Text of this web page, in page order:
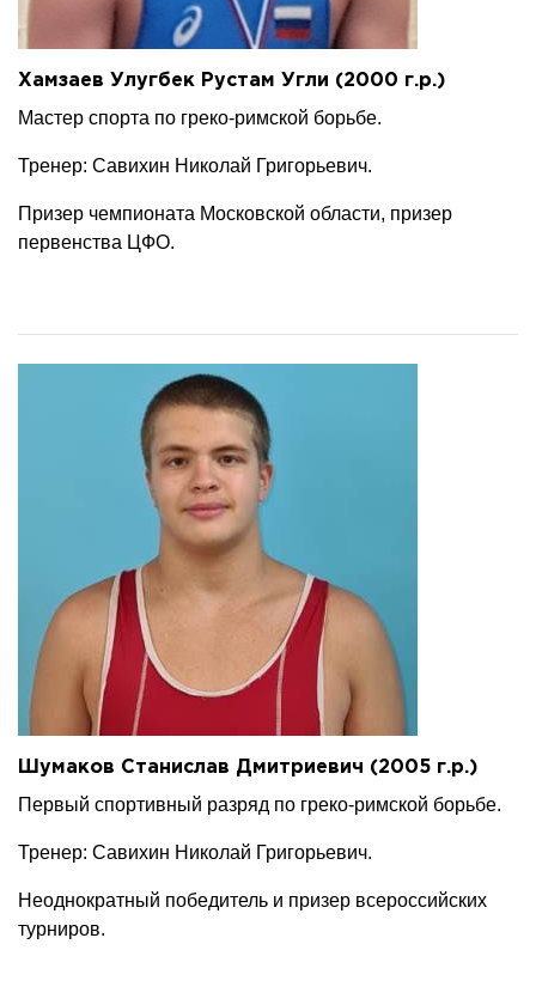
Хамзаев Улугбек Рустам Угли (2000 г.р.)
Мастер спорта по греко-римской борьбе.
Тренер: Савихин Николай Григорьевич.
Призер чемпионата Московской области, призер
первенства ЦФО.
Шумаков Станислав Дмитриевич (2005 г.р.)
Первый спортивный разряд по греко-римской борьбе.
Тренер: Савихин Николай Григорьевич.
Неоднократный победитель и призер всероссийских
турниров.